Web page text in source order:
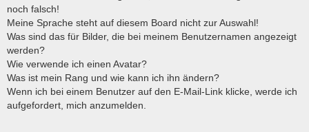
noch falsch!
Meine Sprache steht auf diesem Board nicht zur Auswahl!
Was sind das für Bilder, die bei meinem Benutzernamen angezeigt
werden?
Wie verwende ich einen Avatar?
Was ist mein Rang und wie kann ich ihn ändern?
Wenn ich bei einem Benutzer auf den E-Mail-Link klicke, werde ich
aufgefordert, mich anzumelden.